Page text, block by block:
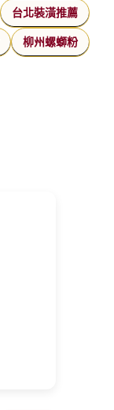
台北裝潢推薦
柳州螺螄粉